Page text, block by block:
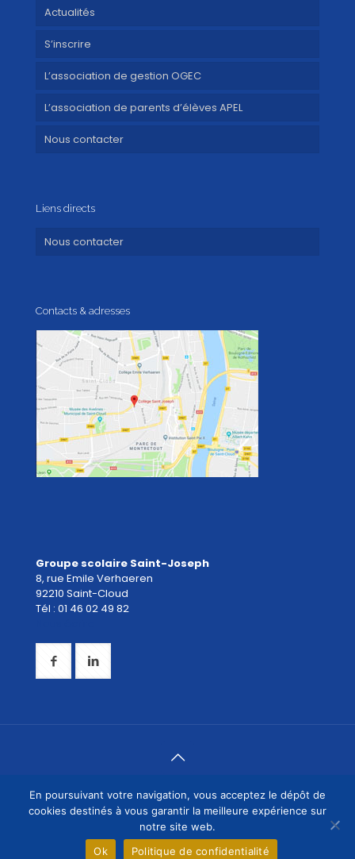
Actualités
S’inscrire
L’association de gestion OGEC
L’association de parents d’élèves APEL
Nous contacter
Liens directs
Nous contacter
Contacts & adresses
Groupe scolaire Saint-Joseph
8, rue Emile Verhaeren
92210 Saint-Cloud
Tél : 01 46 02 49 82
© 2019 Groupe scolaire Saint-Joseph Saint-Cloud -
Mentions légales
Politique de confidentialité | Plan du
site - Création du site :NDSI
En poursuivant votre navigation, vous acceptez le dépôt de
cookies destinés à vous garantir la meilleure expérience sur
notre site web.
Ok
Politique de confidentialité